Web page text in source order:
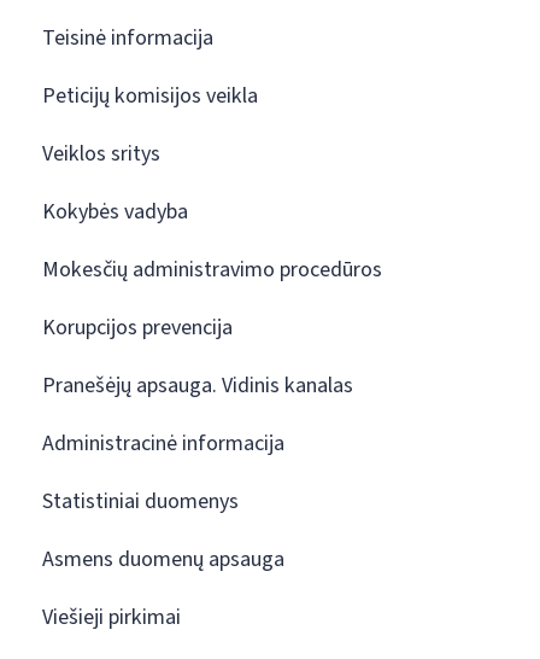
Teisinė informacija
Peticijų komisijos veikla
Veiklos sritys
Kokybės vadyba
Mokesčių administravimo procedūros
Korupcijos prevencija
Pranešėjų apsauga. Vidinis kanalas
Administracinė informacija
Statistiniai duomenys
Asmens duomenų apsauga
Viešieji pirkimai